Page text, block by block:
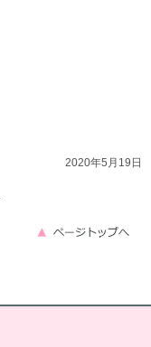
2020年5月19日